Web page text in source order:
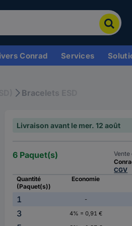
Conrad Services
Bracelets ESD
Livraison avant le mer. 12 août
6 Paquet(s)
Vente
CGV
Quantité
(Paquet(s))
Economie
1 -
3
4% = 0,91 €